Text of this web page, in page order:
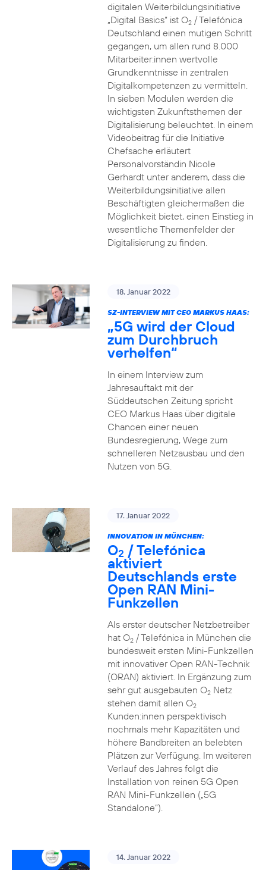
digitalen Weiterbildungsinitiative
„Digital Basics“ ist O2/ Telefónica
Deutschland einen mutigen Schritt
gegangen, um allen rund 8.000
Mitarbeiter:innen wertvolle
Grundkenntnisse in zentralen
Digitalkompetenzen zu vermitteln.
In sieben Modulen werden die
wichtigsten Zukunftsthemen der
Digitalisierung beleuchtet. In einem
Videobeitrag für die Initiative
Chefsache erläutert
Personalvorständin Nicole
Gerhardt unter anderem, dass die
Weiterbildungsinitiative allen
Beschäftigten gleichermaßen die
Möglichkeit bietet, einen Einstieg in
wesentliche Themenfelder der
Digitalisierung zu finden.
18. Januar 2022
SZ-INTERVIEW MIT CEO MARKUS HAAS:
„5G wird der Cloud
zum Durchbruch
verhelfen“
In einem Interview zum
Jahresauftakt mit der
Süddeutschen Zeitung spricht
CEO Markus Haas über digitale
Chancen einer neuen
Bundesregierung, Wege zum
schnelleren Netzausbau und den
Nutzen von 5G.
17. Januar 2022
INNOVATION IN MÜNCHEN:
O2 / Telefónica
aktiviert
Deutschlands erste
Open RAN Mini-
Funkzellen
Als erster deutscher Netzbetreiber
hat O2/ Telefónica in München die
bundesweit ersten Mini-Funkzellen
mit innovativer Open RAN-Technik
(ORAN) aktiviert. In Ergänzung zum
sehr gut ausgebauten O2Netz
stehen damit allen O2
Kunden:innen perspektivisch
nochmals mehr Kapazitäten und
höhere Bandbreiten an belebten
Plätzen zur Verfügung. Im weiteren
Verlauf des Jahres folgt die
Installation von reinen 5G Open
RAN Mini-Funkzellen („5G
Standalone“).
14. Januar 2022